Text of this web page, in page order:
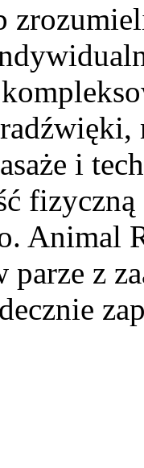
i
Animal
parze z